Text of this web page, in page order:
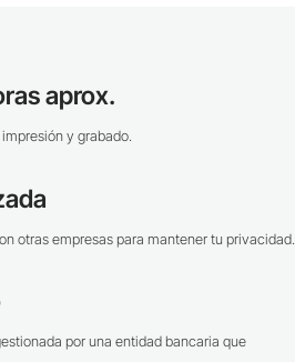
aprox.
y grabado.
otras empresas para mantener tu privacidad.
por una entidad bancaria que